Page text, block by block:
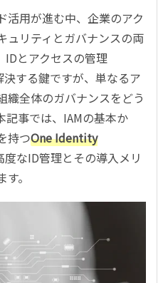
活用が進む中、企業のアク
ュリティとガバナンスの両
IDとアクセスの管理
決する鍵ですが、単なるア
織全体のガバナンスをどう
記事では、IAMの基本か
持つOne Identity
度なID管理とその導入メリ
。